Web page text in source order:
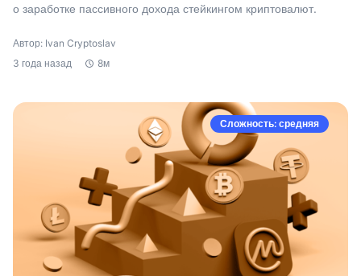
о заработке пассивного дохода стейкингом криптовалют.
Автор: Ivan Cryptoslav
3 года назад
8м
Сложность: средняя